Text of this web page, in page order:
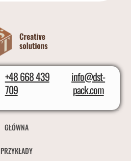
+48 668 439
709
info@dst-
pack.com
GŁÓWNA
PRZYKŁADY